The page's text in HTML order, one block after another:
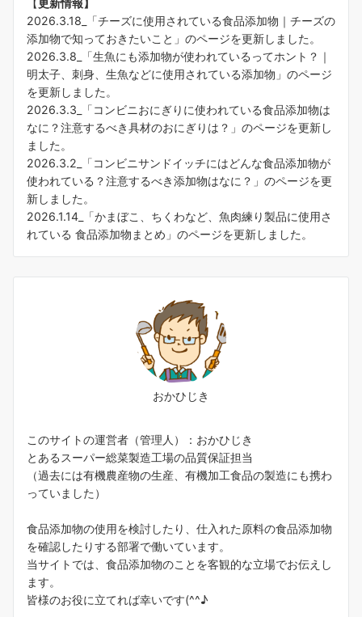
【更新情報】
2026.3.18_「チーズに使用されている食品添加物｜チーズの
添加物で知っておきたいこと 」のページを更新しました。
2026.3.8_「生魚にも添加物が使われているってホント？｜
明太子、刺身、生魚などに使用されている添加物 」のページ
を更新しました。
2026.3.3_「コンビニおにぎりに使われている食品添加物は
なに？注意するべき具材のおにぎりは？ 」のページを更新し
ました。
2026.3.2_「コンビニサンドイッチにはどんな食品添加物が
使われている？注意するべき添加物はなに？ 」のページを更
新しました。
2026.1.14_「かまぼこ、ちくわなど、魚肉練り製品に使用さ
れている 食品添加物まとめ 」のページを更新しました。
おかひじき
このサイトの運営者（管理人）：おかひじき
とあるスーパー総菜製造工場の品質保証担当
（過去には有機農産物の生産、有機加工食品の製造にも携わ
っていました）
食品添加物の使用を検討したり、仕入れた原料の食品添加物
を確認したりする部署で働いています。
当サイトでは、食品添加物のことを客観的な立場でお伝えし
ます。
皆様のお役に立てれば幸いです(^^♪